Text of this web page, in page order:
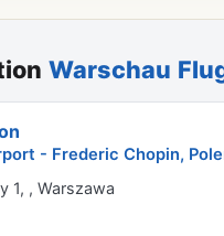
Warschau
- Frederic Chopin,
1, , Warszawa